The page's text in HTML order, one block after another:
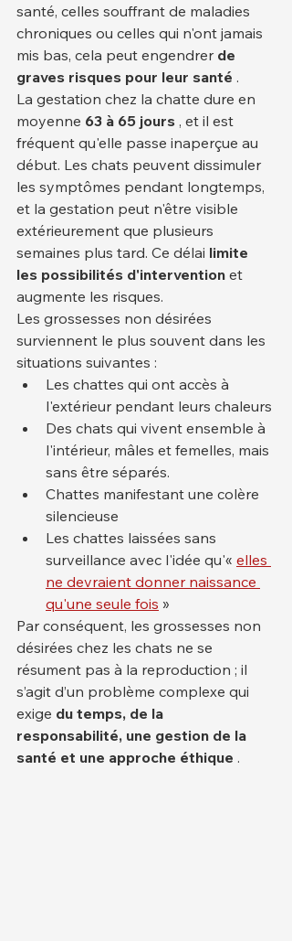
santé, celles souffrant de maladies
chroniques ou celles qui n'ont jamais
mis bas, cela peut engendrer de
graves risques pour leur santé .
La gestation chez la chatte dure en
moyenne 63 à 65 jours , et il est
fréquent qu'elle passe inaperçue au
début. Les chats peuvent dissimuler
les symptômes pendant longtemps,
et la gestation peut n'être visible
extérieurement que plusieurs
semaines plus tard. Ce délai limite
les possibilités d'intervention et
augmente les risques.
Les grossesses non désirées
surviennent le plus souvent dans les
situations suivantes :
Les chattes qui ont accès à
l'extérieur pendant leurs chaleurs
Des chats qui vivent ensemble à
l'intérieur, mâles et femelles, mais
sans être séparés.
Chattes manifestant une colère
silencieuse
Les chattes laissées sans
surveillance avec l'idée qu'« elles
ne devraient donner naissance
qu'une seule fois »
Par conséquent, les grossesses non
désirées chez les chats ne se
résument pas à la reproduction ; il
s’agit d’un problème complexe qui
exige du temps, de la
responsabilité, une gestion de la
santé et une approche éthique .